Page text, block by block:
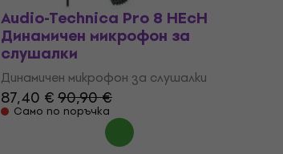
Audio-Technica Pro 8 HEcH
Динамичен микрофон за
слушалки
Динамичен микрофон за слушалки
87,40 €90,90 €
Само по поръчка